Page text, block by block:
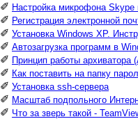
✐ Настройка микрофона
✐ Регистрация электронной
✐ Установка Windows XP.
✐ Автозагрузка программ в
✐ Принцип работы архиватора
✐ Как поставить на папку
✐ Установка ssh-сервера
✐ Масштаб подпольного
✐ Что за зверь такой -